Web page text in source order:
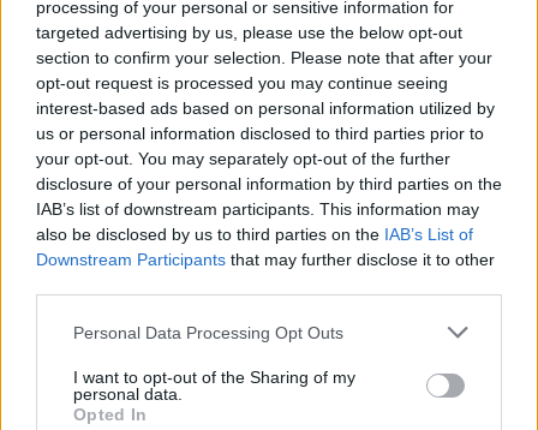
processing of your personal or sensitive information for
targeted advertising by us, please use the below opt-out
section to confirm your selection. Please note that after your
opt-out request is processed you may continue seeing
interest-based ads based on personal information utilized by
us or personal information disclosed to third parties prior to
your opt-out. You may separately opt-out of the further
disclosure of your personal information by third parties on the
IAB’s list of downstream participants. This information may
also be disclosed by us to third parties on the IAB’s List of
Downstream Participants that may further disclose it to other
Personal Data Processing Opt Outs
I want to opt-out of the Sharing of my
personal data.
Opted In
Botham, 21 Kieran Hardy, 22 Callum Sheedy,
23 Willis Halaholo
Arbitro:Matthew Carley (England)
Assistenti:Pascal Gauzere (France), Andrea
Piardi (Italy)
TMO:Karl Dickson (England)